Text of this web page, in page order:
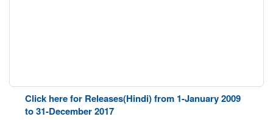
Click here for Releases(Hindi) from 1-January 2009
to 31-December 2017